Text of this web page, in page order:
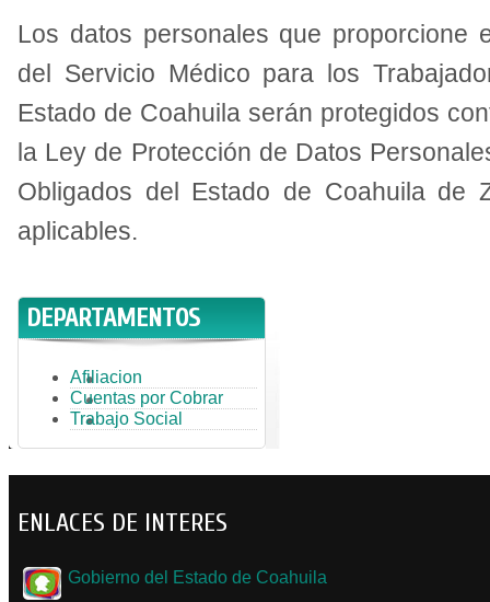
Los datos personales que proporcione
del Servicio Médico para los
Estado de Coahuila serán protegidos
la Ley de Protección de Datos
Obligados del Estado de Coahuila de
aplicables.
DEPARTAMENTOS
Afiliacion
Cuentas por Cobrar
Trabajo Social
ENLACES DE INTERES
Gobierno del Estado de Coahuila